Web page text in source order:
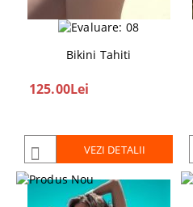
Bikini Tahiti
125.00Lei
VEZI DETALII